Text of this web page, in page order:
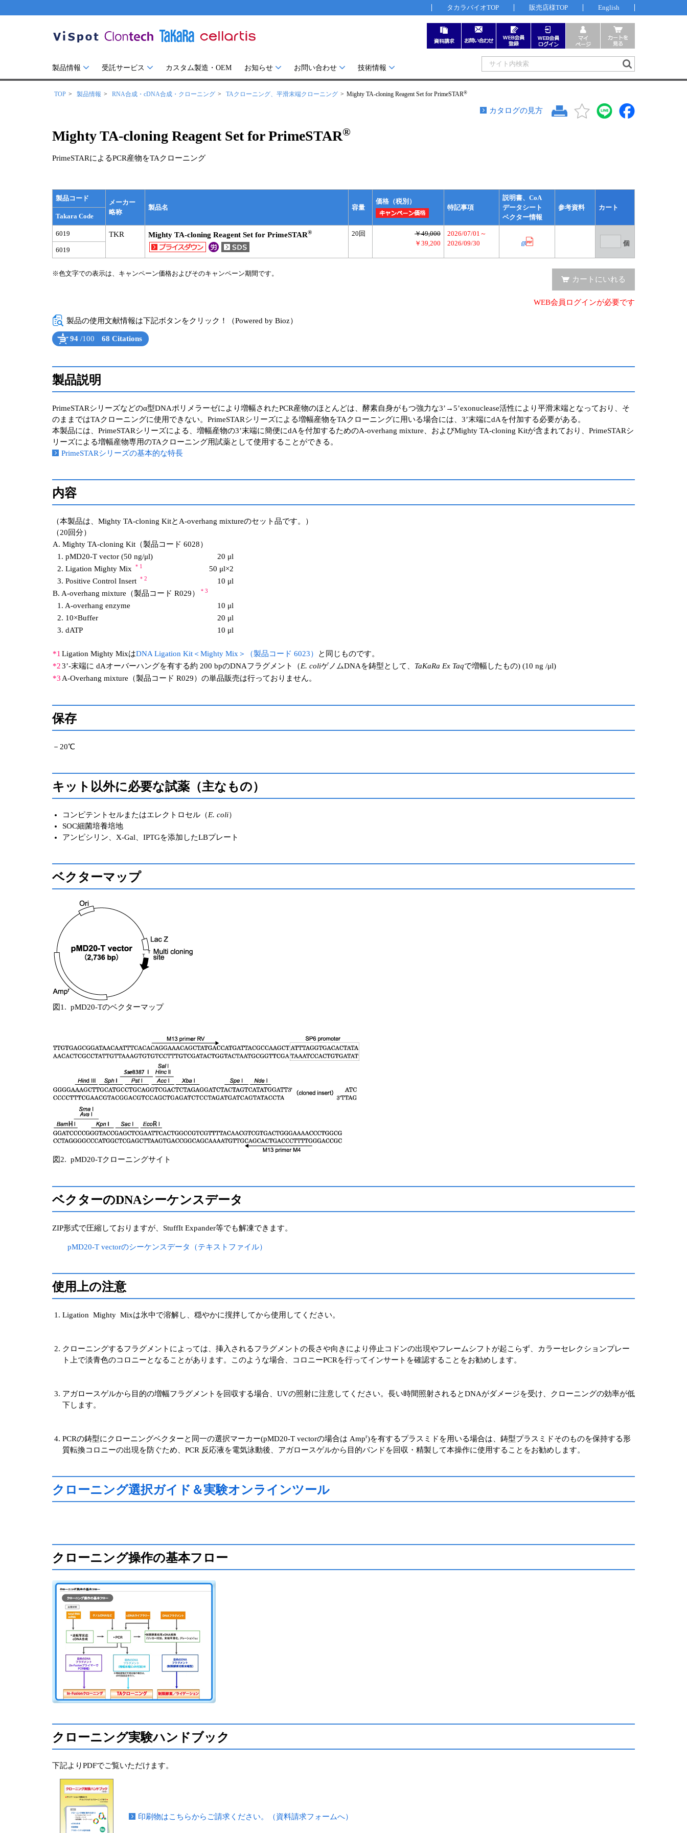
タカラバイオTOP 販売店様TOP English
製品情報 受託サービス カスタム製造・OEM お知らせ お問い合わせ 技術情報
TOP 製品情報 RNA合成・cDNA合成・クローニング TAクローニング、平滑末端クローニング Mighty TA-cloning Reagent Set for PrimeSTAR®
カタログの見方
Mighty TA-cloning Reagent Set for PrimeSTAR®
PrimeSTARによるPCR産物をTAクローニング
製品コード
メーカー
略称
製品名 容量
価格（税別）
特記事項
説明書、CoA
データシート
ベクター情報
参考資料
カート
Takara Code
6019 TKR Mighty TA-cloning Reagent Set for PrimeSTAR® 20回
￥49,000
￥39,200
2026/07/01～
2026/09/30
個
6019
※色文字での表示は、キャンペーン価格およびそのキャンペーン期間です。
カートにいれる
WEB会員ログインが必要です
製品の使用文献情報は下記ボタンをクリック！（Powered by Bioz）
94 /100 68 Citations
製品説明
PrimeSTARシリーズなどのα型DNAポリメラーゼにより増幅されたPCR産物のほとんどは、酵素自身がもつ強力な3’→5’exonuclease活性により平滑末端となっており、そ
のままではTAクローニングに使用できない。PrimeSTARシリーズによる増幅産物をTAクローニングに用いる場合には、3’末端にdAを付加する必要がある。
本製品には、PrimeSTARシリーズによる、増幅産物の3’末端に簡便にdAを付加するためのA-overhang mixture、およびMighty TA-cloning Kitが含まれており、PrimeSTARシ
リーズによる増幅産物専用のTAクローニング用試薬として使用することができる。
PrimeSTARシリーズの基本的な特長
内容
（本製品は、Mighty TA-cloning KitとA-overhang mixtureのセット品です。）
（20回分）
A. Mighty TA-cloning Kit（製品コード 6028）
1. pMD20-T vector (50 ng/μl)
20 μl
2. Ligation Mighty Mix
＊1
50 μl×2
3. Positive Control Insert ＊2
10 μl
B. A-overhang mixture（製品コード R029）
＊3
1. A-overhang enzyme
10 μl
2. 10×Buffer
20 μl
3. dATP
10 μl
*1 Ligation Mighty MixはDNA Ligation Kit＜Mighty Mix＞（製品コード 6023）
と同じものです。
*23’-末端に dAオーバーハングを有する約 200 bpのDNAフラグメント（E. coliゲノムDNAを鋳型として、 TaKaRa Ex Taqで増幅したもの) (10 ng /μl)
*3 A-Overhang mixture（製品コード R029）の単品販売は行っておりません。
保存
－20℃
キット以外に必要な試薬（主なもの）
コンピテントセルまたはエレクトロセル（E. coli）
SOC細菌培養培地
アンピシリン、X-Gal、IPTGを添加したLBプレート
ベクターマップ
図1. pMD20-Tのベクターマップ
図2. pMD20-Tクローニングサイト
ベクターのDNAシーケンスデータ
ZIP形式で圧縮しておりますが、StuffIt Expander等でも解凍できます。
pMD20-T vectorのシーケンスデータ（テキストファイル）
使用上の注意
Ligation Mighty Mixは氷中で溶解し、穏やかに撹拌してから使用してください。
クローニングするフラグメントによっては、挿入されるフラグメントの長さや向きにより停止コドンの出現やフレームシフトが起こらず、カラーセレクションプレー
ト上で淡青色のコロニーとなることがあります。このような場合、コロニーPCRを行ってインサートを確認することをお勧めします。
アガロースゲルから目的の増幅フラグメントを回収する場合、UVの照射に注意してください。長い時間照射されるとDNAがダメージを受け、クローニングの効率が低
下します。
PCRの鋳型にクローニングベクターと同一の選択マーカー(pMD20-T vectorの場合は Ampr)を有するプラスミドを用いる場合は、鋳型プラスミドそのものを保持する形
質転換コロニーの出現を防ぐため、PCR 反応液を電気泳動後、アガロースゲルから目的バンドを回収・精製して本操作に使用することをお勧めします。
クローニング選択ガイド＆実験オンラインツール
クローニング操作の基本フロー
クローニング実験ハンドブック
下記よりPDFでご覧いただけます。
印刷物はこちらからご請求ください。（資料請求フォームへ）